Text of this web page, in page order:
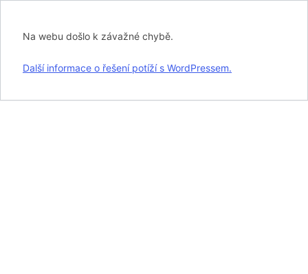
Na webu došlo k závažné chybě.
Další informace o řešení potíží s WordPressem.